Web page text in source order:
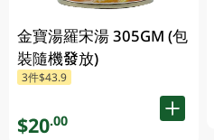
金寶湯羅宋湯 305GM (包
裝隨機發放)
3件$43.9
$20.00